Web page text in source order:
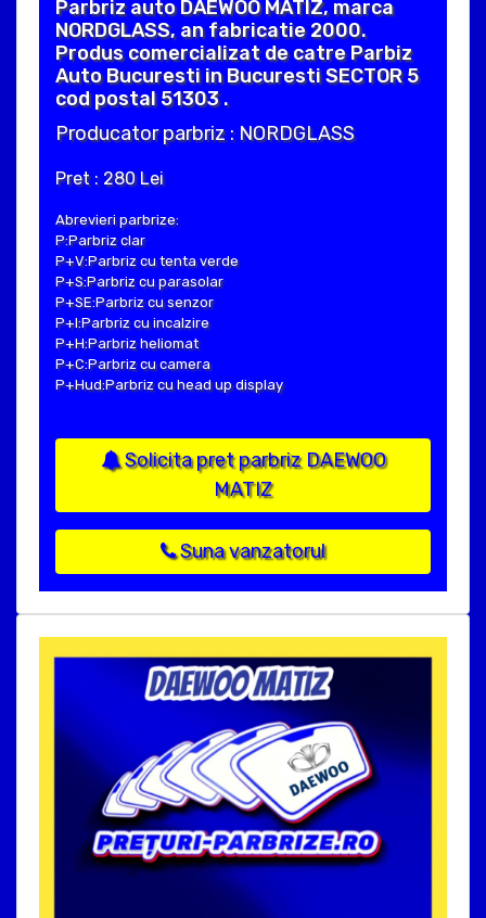
Parbriz auto DAEWOO MATIZ, marca
NORDGLASS, an fabricatie 2000.
Produs comercializat de catre Parbiz
Auto Bucuresti in Bucuresti SECTOR 5
cod postal 51303 .
Producator parbriz : NORDGLASS
Pret : 280 Lei
Abrevieri parbrize:
P:Parbriz clar
P+V:Parbriz cu tenta verde
P+S:Parbriz cu parasolar
P+SE:Parbriz cu senzor
P+I:Parbriz cu incalzire
P+H:Parbriz heliomat
P+C:Parbriz cu camera
P+Hud:Parbriz cu head up display
Solicita pret parbriz DAEWOO
MATIZ
Suna vanzatorul